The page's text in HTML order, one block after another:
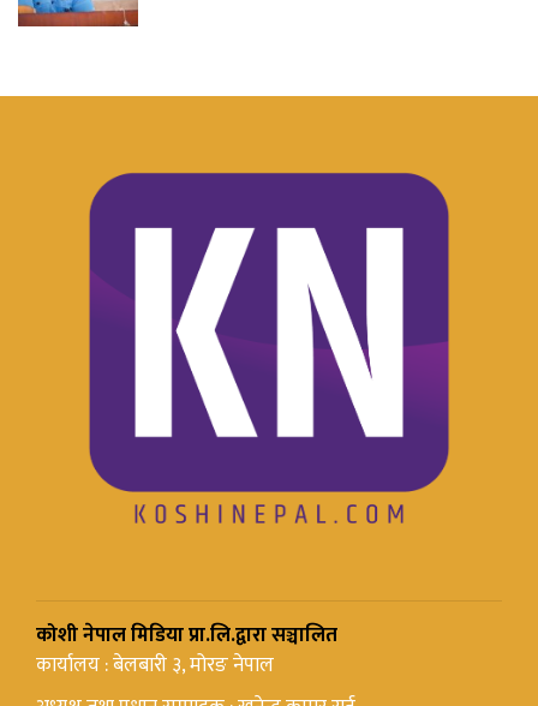
कोशी नेपाल मिडिया प्रा.लि.द्वारा सञ्चालित
कार्यालय : बेलबारी ३, मोरङ नेपाल